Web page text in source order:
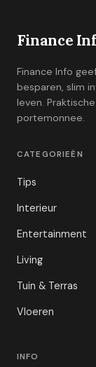
Finance
Finance Info
besparen, slim
leven.
portemonnee.
CATEGORIEËN
Tips
Interieur
Entertainment
Living
Tuin & Terras
Vloeren
INFO